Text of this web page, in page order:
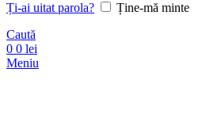
Ți-ai uitat parola?
Ține-mă minte
Caută
0 0 lei
Meniu